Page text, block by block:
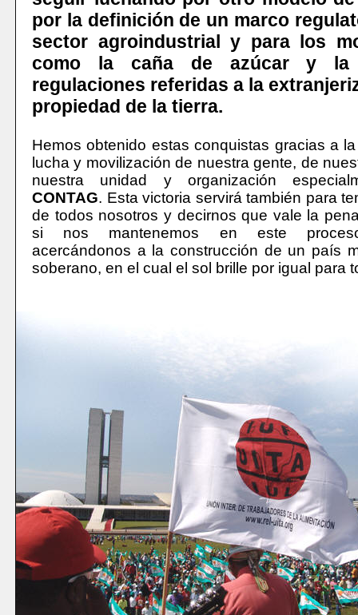
por la definición de un marco
sector agroindustrial y para los
como la caña de azúcar y la
regulaciones referidas a la
propiedad de la tierra.
Hemos obtenido estas conquistas gracias a
lucha y movilización de nuestra gente, de
nuestra unidad y organización
CONTAG. Esta victoria servirá también para
de todos nosotros y decirnos que vale la
si nos mantenemos en este
acercándonos a la construcción de un país
soberano, en el cual el sol brille por igual para